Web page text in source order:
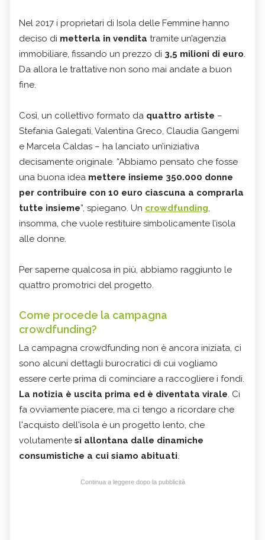
Nel 2017 i proprietari di Isola delle Femmine hanno
deciso di metterla in vendita tramite un’agenzia
immobiliare, fissando un prezzo di 3,5 milioni di euro.
Da allora le trattative non sono mai andate a buon
fine.
Così, un collettivo formato da quattro artiste –
Stefania Galegati, Valentina Greco, Claudia Gangemi
e Marcela Caldas – ha lanciato un’iniziativa
decisamente originale. “Abbiamo pensato che fosse
una buona idea mettere insieme 350.000 donne
per contribuire con 10 euro ciascuna a comprarla
tutte insieme”, spiegano. Un crowdfunding,
insomma, che vuole restituire simbolicamente l’isola
alle donne.
Per saperne qualcosa in più, abbiamo raggiunto le
quattro promotrici del progetto.
Come procede la campagna
crowdfunding?
La campagna crowdfunding non è ancora iniziata, ci
sono alcuni dettagli burocratici di cui vogliamo
essere certe prima di cominciare a raccogliere i fondi.
La notizia è uscita prima ed è diventata virale. Ci
fa ovviamente piacere, ma ci tengo a ricordare che
l'acquisto dell'isola è un progetto lento, che
volutamente si allontana dalle dinamiche
consumistiche a cui siamo abituati.
Continua a leggere dopo la pubblicità